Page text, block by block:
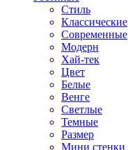
Стиль
Классические
Современные
Модерн
Хай-тек
Цвет
Белые
Венге
Светлые
Темные
Размер
Мини стенки